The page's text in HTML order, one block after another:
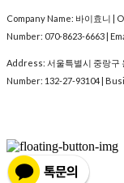
Company Name: 바이효니 |
Number: 070-8623-6663 |
Address: 서울특별시 중랑구
Number: 132-27-93104 |